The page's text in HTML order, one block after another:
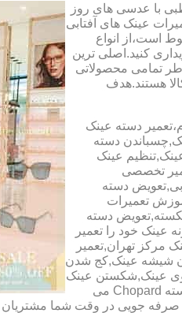
طبی با عدسی های روز
عینک های آفتابی
است،از انواع
کنید.اصلی ترین
تمامی محصولاتی
هستند.هدف
دسته عینک
دسته
عینک
تخصصی
دسته
تعمیرات
دسته
عینک خود را تعمیر
مرکز تهران,تعمیر
شیشه عینک,کج شدن
عینک,شکستن عینک
فلزی,تعمیر عینک بچه گانه,دسته Rey Ban,دسته AO,دسته Police,دسته Chopard می
صرفه جویی در وقت شما